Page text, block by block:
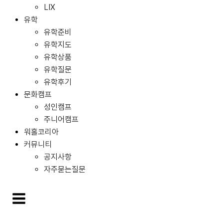
LIX
유학
유학준비
유학지도
유학상품
유학질문
유학후기
문화캠프
성인캠프
주니어캠프
워홀코리아
커뮤니티
공지사항
자주묻는질문